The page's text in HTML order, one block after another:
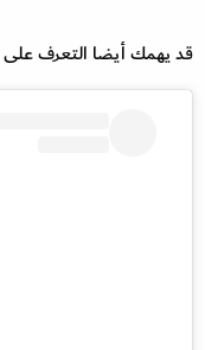
قد يهمك أيضا التعرف على